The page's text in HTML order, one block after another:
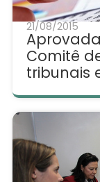
21/08/2015
Comitê
tribunais